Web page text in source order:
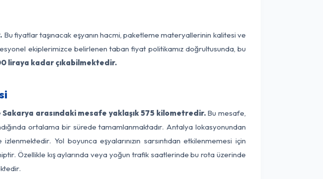
Bu fiyatlar taşınacak eşyanın hacmi, paketleme materyallerinin kalitesi ve
ekiplerimizce belirlenen taban fiyat politikamız doğrultusunda, bu
liraya kadar çıkabilmektedir.
arasındaki mesafe yaklaşık 575 kilometredir.Bu mesafe,
ortalama bir sürede tamamlanmaktadır. Antalya lokasyonundan
Yol boyunca eşyalarınızın sarsıntıdan etkilenmemesi için
Özellikle kış aylarında veya yoğun trafik saatlerinde bu rota üzerinde